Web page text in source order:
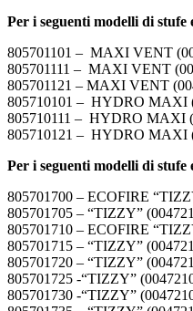
Per i seguenti modelli di stufe
805701101 – MAXI VENT
805701111 – MAXI VENT
805701121 – MAXI VENT
805710101 – HYDRO MAXI
805710111 – HYDRO MAXI
805710121 – HYDRO MAXI
Per i seguenti modelli di stufe
805701700 – ECOFIRE
805701705 – “TIZZY”
805701710 – ECOFIRE
805701715 – “TIZZY”
805701720 – “TIZZY”
805701725 -“TIZZY”
805701730 -“TIZZY”